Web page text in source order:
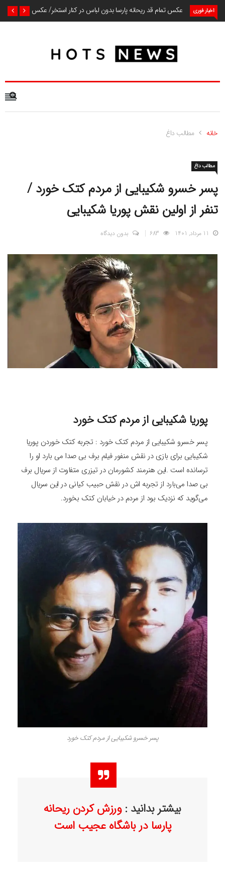
اخبار فوری عکس تمام قد ریحانه پارسا بدون لباس در کنار استخر/ عکس
خانه مطالب داغ
مطالب داغ
پسر خسرو شکیبایی از مردم کتک خورد /
تنفر از اولین نقش پوریا شکیبایی
11 مرداد, 1401 بدون دیدگاه
پوریا شکیبایی از مردم کتک خورد
پسر خسرو شکیبایی از مردم کتک خورد : تجربه کتک خوردن پوریا
شکیبایی برای بازی در نقش منفور فیلم برف بی صدا می بارد او را
ترسانده است .این هنرمند کشورمان در تیزری متفاوت از سریال برف
بی صدا می‌بارد از تجربه اش در نقش حبیب کیانی در این سریال
می‌گوید که نزدیک بود از مردم در خیابان کتک بخورد.
پسر خسرو شکیبایی از مردم کتک خورد
بیشتر بدانید :ورزش کردن ریحانه
پارسا در باشگاه عجیب است